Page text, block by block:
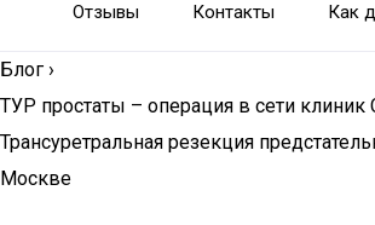
Отзывы Контакты Как
Блог ›
ТУР простаты – операция в сети клиник
Трансуретральная резекция
Москве